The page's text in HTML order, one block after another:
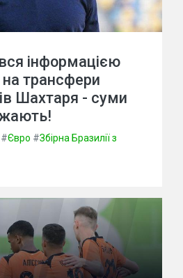
інформацією
трансфери
Шахтаря - суми
#Євро #Збірна Бразилії з